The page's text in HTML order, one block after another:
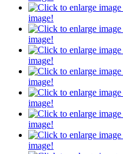
image!
image!
image!
image!
image!
image!
image!